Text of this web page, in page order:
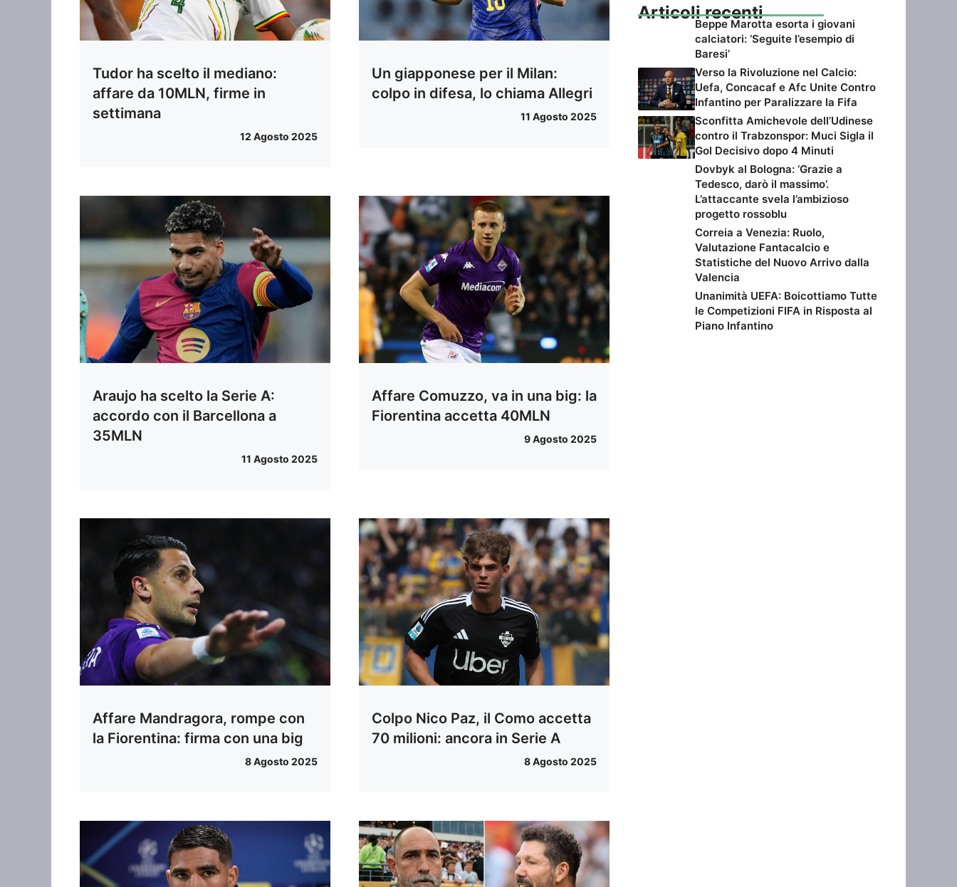
Tudor ha scelto il mediano:
affare da 10MLN, firme in
settimana
12 Agosto 2025
Un giapponese per il Milan:
colpo in difesa, lo chiama Allegri
11 Agosto 2025
Araujo ha scelto la Serie A:
accordo con il Barcellona a
35MLN
11 Agosto 2025
Affare Comuzzo, va in una big: la
Fiorentina accetta 40MLN
9 Agosto 2025
Affare Mandragora, rompe con
la Fiorentina: firma con una big
8 Agosto 2025
Colpo Nico Paz, il Como accetta
70 milioni: ancora in Serie A
8 Agosto 2025
Articoli recenti
Beppe Marotta esorta i giovani
calciatori: ‘Seguite l’esempio di
Baresi’
Verso la Rivoluzione nel Calcio:
Uefa, Concacaf e Afc Unite Contro
Infantino per Paralizzare la Fifa
Sconfitta Amichevole dell’Udinese
contro il Trabzonspor: Muci Sigla il
Gol Decisivo dopo 4 Minuti
Dovbyk al Bologna: ‘Grazie a
Tedesco, darò il massimo’.
L’attaccante svela l’ambizioso
progetto rossoblu
Correia a Venezia: Ruolo,
Valutazione Fantacalcio e
Statistiche del Nuovo Arrivo dalla
Valencia
Unanimità UEFA: Boicottiamo Tutte
le Competizioni FIFA in Risposta al
Piano Infantino